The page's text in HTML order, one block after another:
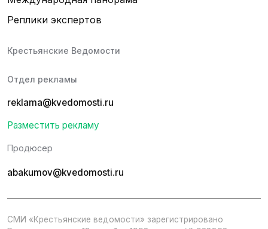
Реплики экспертов
Крестьянские Ведомости
Отдел рекламы
reklama@kvedomosti.ru
Разместить рекламу
Продюсер
abakumov@kvedomosti.ru
СМИ «Крестьянские ведомости» зарегистрировано